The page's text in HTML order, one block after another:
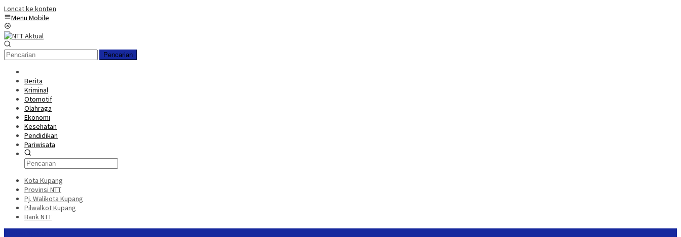
Loncat ke konten
Menu Mobile
Pencarian
Berita
Kriminal
Otomotif
Olahraga
Ekonomi
Kesehatan
Pendidikan
Pariwisata
Kota Kupang
Provinsi NTT
Pj. Walikota Kupang
Pilwalkot Kupang
Bank NTT